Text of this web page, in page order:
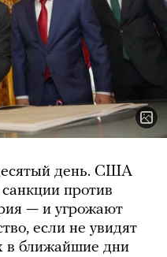
день. США
против
— и угрожают
если не увидят
в ближайшие дни